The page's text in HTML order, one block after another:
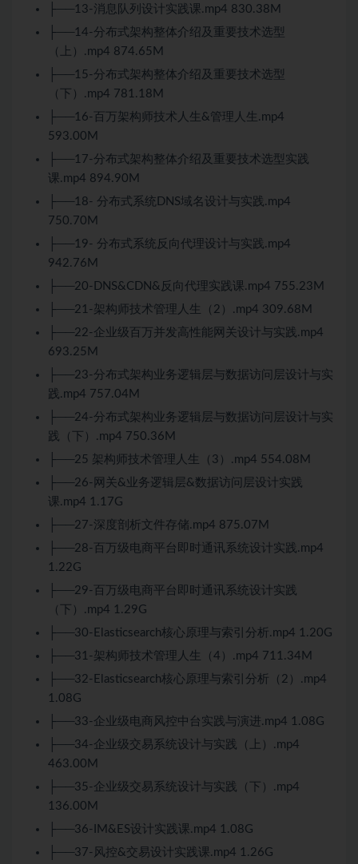
├──13-消息队列设计实践课.mp4 830.38M
├──14-分布式架构整体介绍及重要技术选型
（上）.mp4 874.65M
├──15-分布式架构整体介绍及重要技术选型
（下）.mp4 781.18M
├──16-百万架构师技术人生&管理人生.mp4
593.00M
├──17-分布式架构整体介绍及重要技术选型实践
课.mp4 894.90M
├──18- 分布式系统DNS域名设计与实践.mp4
750.70M
├──19- 分布式系统反向代理设计与实践.mp4
942.76M
├──20-DNS&CDN&反向代理实践课.mp4 755.23M
├──21-架构师技术管理人生（2）.mp4 309.68M
├──22-企业级百万并发高性能网关设计与实践.mp4
693.25M
├──23-分布式架构业务逻辑层与数据访问层设计与实
践.mp4 757.04M
├──24-分布式架构业务逻辑层与数据访问层设计与实
践（下）.mp4 750.36M
├──25 架构师技术管理人生（3）.mp4 554.08M
├──26-网关&业务逻辑层&数据访问层设计实践
课.mp4 1.17G
├──27-深度剖析文件存储.mp4 875.07M
├──28-百万级电商平台即时通讯系统设计实践.mp4
1.22G
├──29-百万级电商平台即时通讯系统设计实践
（下）.mp4 1.29G
├──30-Elasticsearch核心原理与索引分析.mp4 1.20G
├──31-架构师技术管理人生（4）.mp4 711.34M
├──32-Elasticsearch核心原理与索引分析（2）.mp4
1.08G
├──33-企业级电商风控中台实践与演进.mp4 1.08G
├──34-企业级交易系统设计与实践（上）.mp4
463.00M
├──35-企业级交易系统设计与实践（下）.mp4
136.00M
├──36-IM&ES设计实践课.mp4 1.08G
├──37-风控&交易设计实践课.mp4 1.26G